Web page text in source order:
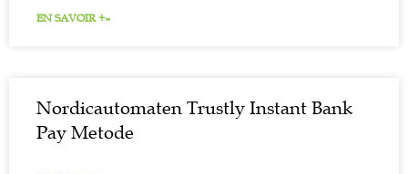
EN SAVOIR +»
Nordicautomaten Trustly Instant Bank
Pay Metode